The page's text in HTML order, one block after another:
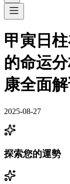
甲寅日
的命运
康全面
2025-08-27
探索您的運勢